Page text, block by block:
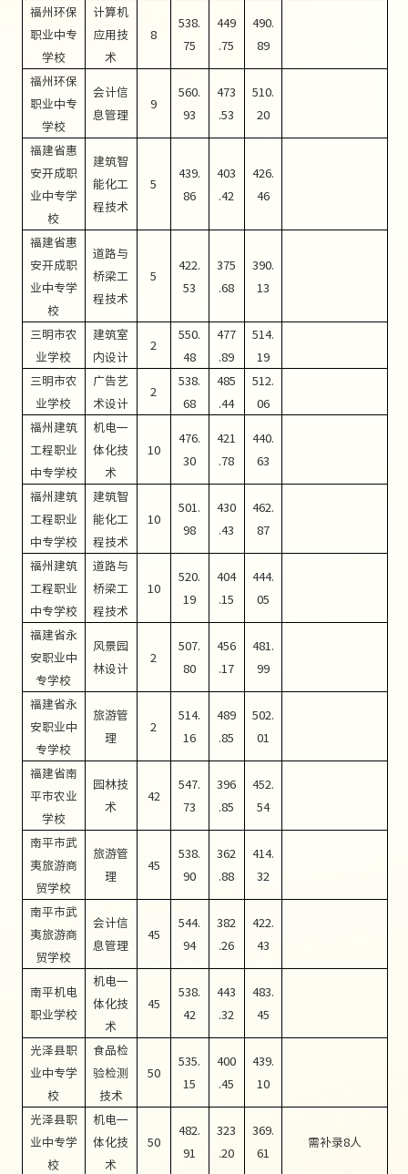
福州环保
职业中专
学校
计算机
应用技
术
8
538.
75
449
.75
490.
89
福州环保
职业中专
学校
会计信
息管理
9
560.
93
473
.53
510.
20
福建省惠
安开成职
业中专学
校
建筑智
能化工
程技术
5
439.
86
403
.42
426.
46
福建省惠
安开成职
业中专学
校
道路与
桥梁工
程技术
5
422.
53
375
.68
390.
13
三明市农
业学校
建筑室
内设计
2
550.
48
477
.89
514.
19
三明市农
业学校
广告艺
术设计
2
538.
68
485
.44
512.
06
福州建筑
工程职业
中专学校
机电一
体化技
术
10
476.
30
421
.78
440.
63
福州建筑
工程职业
中专学校
建筑智
能化工
程技术
10
501.
98
430
.43
462.
87
福州建筑
工程职业
中专学校
道路与
桥梁工
程技术
10
520.
19
404
.15
444.
05
福建省永
安职业中
专学校
风景园
林设计
2
507.
80
456
.17
481.
99
福建省永
安职业中
专学校
旅游管
理
2
514.
16
489
.85
502.
01
福建省南
平市农业
学校
园林技
术
42
547.
73
396
.85
452.
54
南平市武
夷旅游商
贸学校
旅游管
理
45
538.
90
362
.88
414.
32
南平市武
夷旅游商
贸学校
会计信
息管理
45
544.
94
382
.26
422.
43
南平机电
职业学校
机电一
体化技
术
45
538.
42
443
.32
483.
45
光泽县职
业中专学
校
食品检
验检测
技术
50
535.
15
400
.45
439.
10
光泽县职
业中专学
校
机电一
体化技
术
50
482.
91
323
.20
369.
61
需补录8人